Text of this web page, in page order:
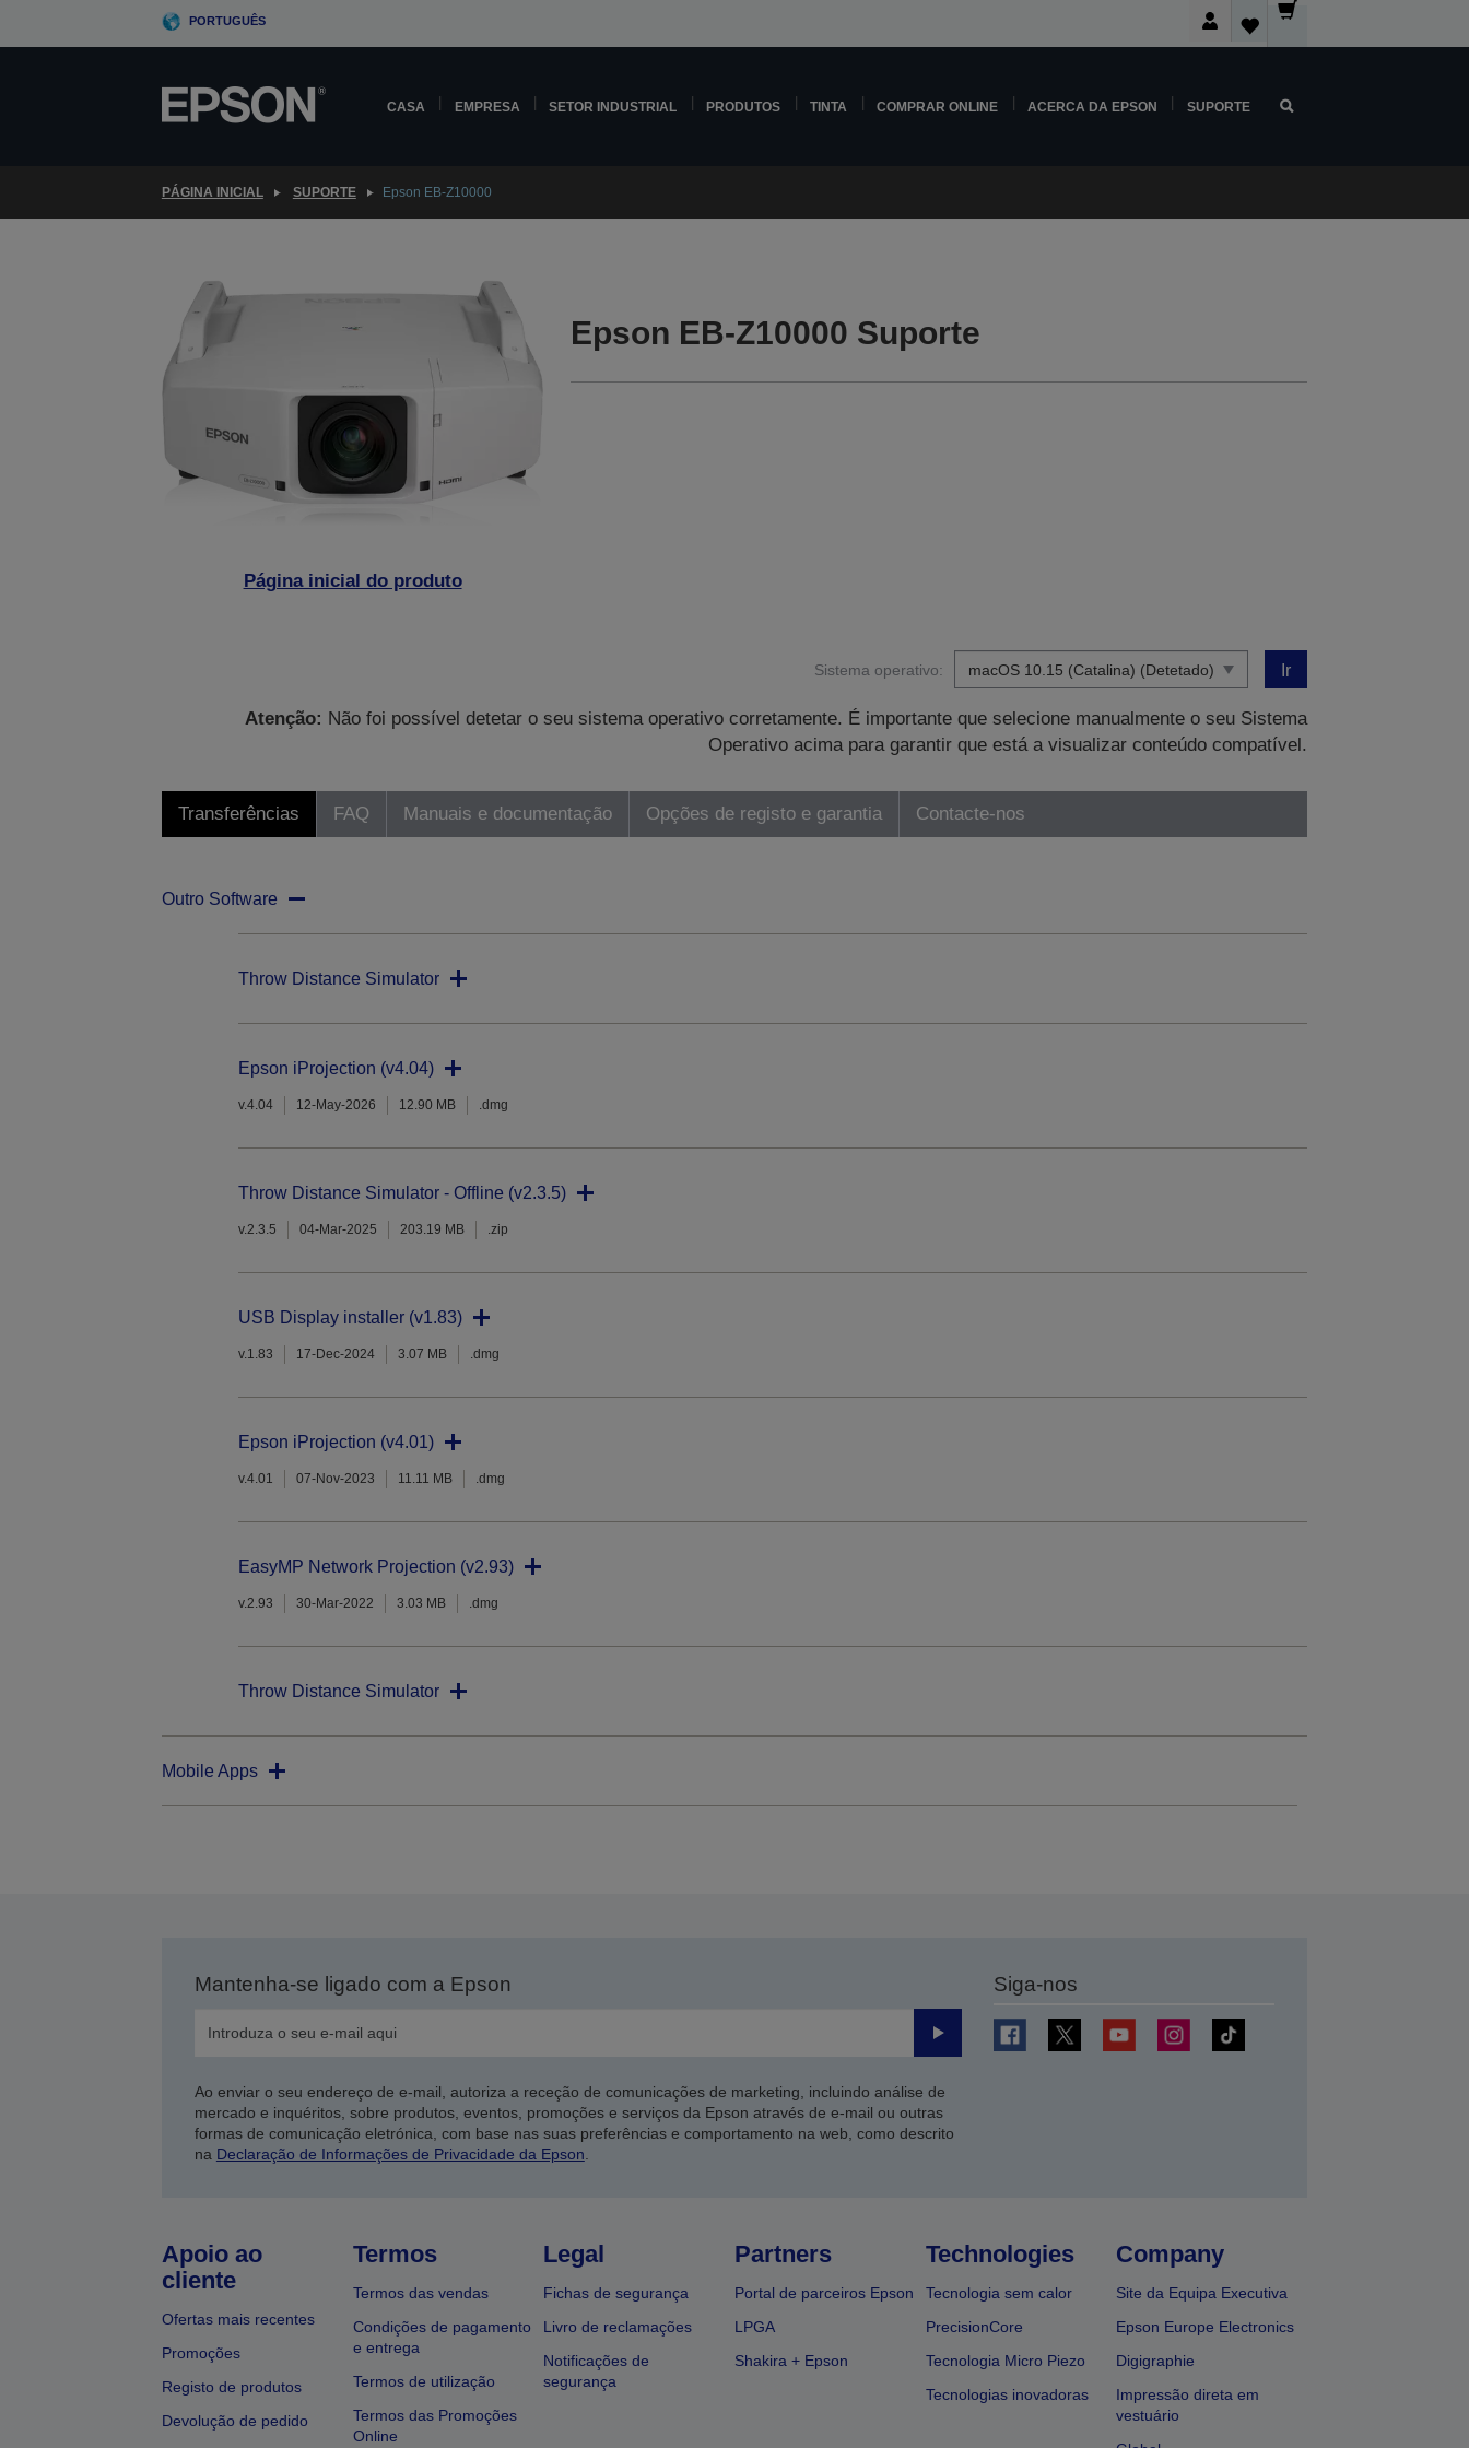
PORTUGUÊS
CASA EMPRESA SETOR INDUSTRIAL PRODUTOS TINTA COMPRAR ONLINE ACERCA DA EPSON SUPORTE
PÁGINA INICIAL SUPORTE Epson EB-Z10000
Página inicial do produto
Epson EB-Z10000 Suporte
Sistema operativo: Ir
Atenção: Não foi possível detetar o seu sistema operativo corretamente. É importante que selecione manualmente o seu Sistema
Operativo acima para garantir que está a visualizar conteúdo compatível.
Transferências FAQ Manuais e documentação Opções de registo e garantia Contacte-nos
Outro Software
Throw Distance Simulator
Epson iProjection (v4.04)
v.4.04 12-May-2026 12.90 MB .dmg
Throw Distance Simulator - Offline (v2.3.5)
v.2.3.5 04-Mar-2025 203.19 MB .zip
USB Display installer (v1.83)
v.1.83 17-Dec-2024 3.07 MB .dmg
Epson iProjection (v4.01)
v.4.01 07-Nov-2023 11.11 MB .dmg
EasyMP Network Projection (v2.93)
v.2.93 30-Mar-2022 3.03 MB .dmg
Throw Distance Simulator
Mobile Apps
Mantenha-se ligado com a Epson
Enviar
Ao enviar o seu endereço de e-mail, autoriza a receção de comunicações de marketing, incluindo análise de
mercado e inquéritos, sobre produtos, eventos, promoções e serviços da Epson através de e-mail ou outras
formas de comunicação eletrónica, com base nas suas preferências e comportamento na web, como descrito
na Declaração de Informações de Privacidade da Epson.
Siga-nos
Apoio ao
cliente
Ofertas mais recentes
Promoções
Registo de produtos
Devolução de pedido
Termos
Termos das vendas
Condições de pagamento
e entrega
Termos de utilização
Termos das Promoções
Online
Legal
Fichas de segurança
Livro de reclamações
Notificações de
segurança
Partners
Portal de parceiros Epson
LPGA
Shakira + Epson
Technologies
Tecnologia sem calor
PrecisionCore
Tecnologia Micro Piezo
Tecnologias inovadoras
Company
Site da Equipa Executiva
Epson Europe Electronics
Digigraphie
Impressão direta em
vestuário